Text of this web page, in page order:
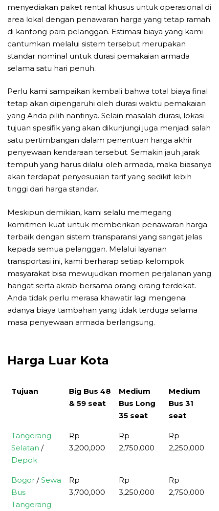
menyediakan paket rental khusus untuk operasional di
area lokal dengan penawaran harga yang tetap ramah
di kantong para pelanggan. Estimasi biaya yang kami
cantumkan melalui sistem tersebut merupakan
standar nominal untuk durasi pemakaian armada
selama satu hari penuh.
Perlu kami sampaikan kembali bahwa total biaya final
tetap akan dipengaruhi oleh durasi waktu pemakaian
yang Anda pilih nantinya. Selain masalah durasi, lokasi
tujuan spesifik yang akan dikunjungi juga menjadi salah
satu pertimbangan dalam penentuan harga akhir
penyewaan kendaraan tersebut. Semakin jauh jarak
tempuh yang harus dilalui oleh armada, maka biasanya
akan terdapat penyesuaian tarif yang sedikit lebih
tinggi dari harga standar.
Meskipun demikian, kami selalu memegang
komitmen kuat untuk memberikan penawaran harga
terbaik dengan sistem transparansi yang sangat jelas
kepada semua pelanggan. Melalui layanan
transportasi ini, kami berharap setiap kelompok
masyarakat bisa mewujudkan momen perjalanan yang
hangat serta akrab bersama orang-orang terdekat.
Anda tidak perlu merasa khawatir lagi mengenai
adanya biaya tambahan yang tidak terduga selama
masa penyewaan armada berlangsung.
Harga Luar Kota
Tujuan
Big Bus 48
& 59 seat
Medium
Bus Long
35 seat
Medium
Bus 31
seat
Tujuan
Big Bus 48
& 59 seat
Medium
Bus Long
Medium
Bus 31
Tangerang
Selatan /
Depok
Rp
3,200,000
Rp
2,750,000
Rp
2,250,000
Bogor /Sewa
Bus
Tangerang
Rp
3,700,000
Rp
3,250,000
Rp
2,750,000